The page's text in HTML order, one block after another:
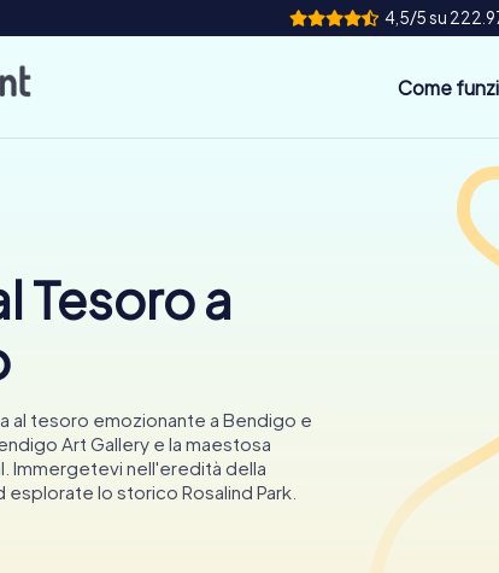
4,5/5 su
Come
Tesoro a
al tesoro emozionante a Bendigo e
Art Gallery e la maestosa
Immergetevi nell'eredità della
esplorate lo storico Rosalind Park.